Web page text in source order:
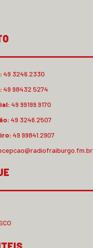
49 3246.2330
49 98432.5274
49 99199.9170
49 3246.2507
49 99841.2907